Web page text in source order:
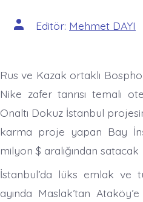
Yazının
yazarı
Editör: Mehmet DAYI
Rus ve Kazak ortaklı
Nike zafer tanrısı temalı
Onaltı Dokuz İstanbul
karma proje yapan Bay
milyon $ aralığından satacak
İstanbul’da lüks emlak ve
ayında Maslak’tan